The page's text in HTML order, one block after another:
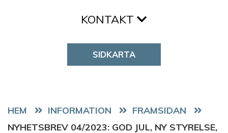
KONTAKT
SIDKARTA
HEM
FRAMSIDAN
NYHETSBREV 04/2023: GOD JUL, NY STYRELSE,